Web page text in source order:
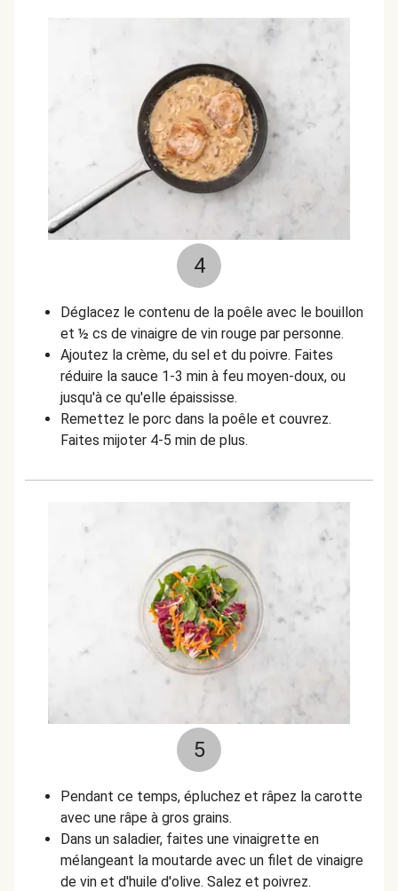
4
Déglacez le contenu de la poêle avec le bouillon
et ½ cs de vinaigre de vin rouge par personne.
Ajoutez la crème, du sel et du poivre. Faites
réduire la sauce 1-3 min à feu moyen-doux, ou
jusqu'à ce qu'elle épaississe.
Remettez le porc dans la poêle et couvrez.
Faites mijoter 4-5 min de plus.
5
Pendant ce temps, épluchez et râpez la carotte
avec une râpe à gros grains.
Dans un saladier, faites une vinaigrette en
mélangeant la moutarde avec un filet de vinaigre
de vin et d'huile d'olive. Salez et poivrez.